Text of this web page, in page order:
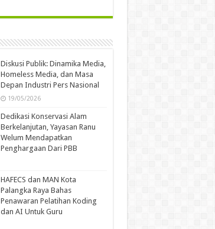
Diskusi Publik: Dinamika Media,
Homeless Media, dan Masa
Depan Industri Pers Nasional
19/05/2026
Dedikasi Konservasi Alam
Berkelanjutan, Yayasan Ranu
Welum Mendapatkan
Penghargaan Dari PBB
HAFECS dan MAN Kota
Palangka Raya Bahas
Penawaran Pelatihan Koding
dan AI Untuk Guru